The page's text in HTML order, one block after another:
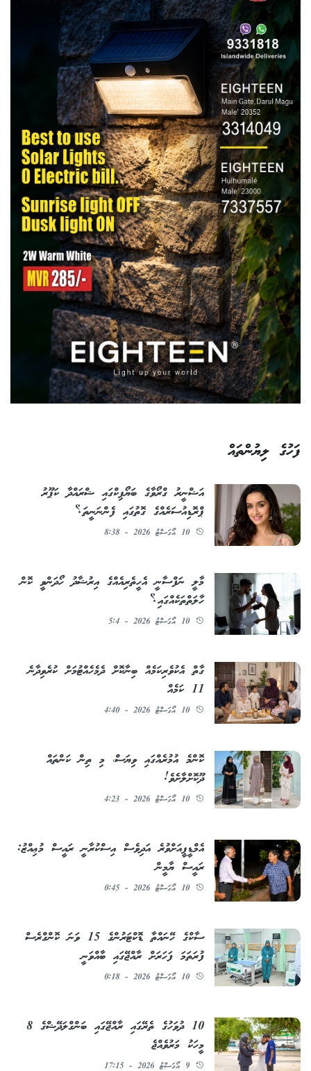
ފަހުގެ ލިޔުންތައް
އަޝްނީރު ގްރޯވާގެ ބަޔޯޕިކްގައި ޝްރައްދާ ކަޕޫރު
ޕްރޮޑިއުސަރެއްގެ ގޮތުގައި ފެންނަނީތަ؟
10 އޯގަސްޓު 2026 - 8:38
މާލީ ނަފްސާނީ އެހީތެރިއެއްގެ އިރުޝާދު ހޯދަންވީ ކޮން
ހާލަތްތަކެއްގައި؟
10 އޯގަސްޓު 2026 - 5:4
ގާތް އެކުވެރިކަމެއް ބިނާކޮށް ދެމެހެއްޓުމަށް ކުރެވިދާނެ
11 ކަމެއް
10 އޯގަސްޓު 2026 - 4:40
ކޮންމެ އުމުރެއްގައި ވިޔަސް، މި ތިން ކަންތައް
ދޫކޮށްލާށެވެ!
10 އޯގަސްޓު 2026 - 4:23
އެމްޑީޕީއަށްވުރެ އަދިވެސް އިސްކުރާނީ ރައީސް މުޢިއްޒު:
ރައީސް ޔާމީން
10 އޯގަސްޓު 2026 - 0:45
ސާކްގެ ހޭނައްތާ ޑޮކްޓަރުންގެ 15 ވަނަ ކޮންގްރެސް
ފުރަތަމަ ފަހަރަށް ރާއްޖޭގައި ބާއްވަނީ
10 އޯގަސްޓު 2026 - 0:18
10 ދުވަހުގެ ތެރޭގައި ރާއްޖޭގައި ބަންގްލަދޭޝްގެ 8
މީހަކު މަރުވެއްޖެ
9 އޯގަސްޓު 2026 - 17:15